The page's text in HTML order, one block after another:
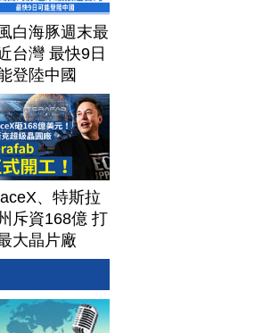
白海豚週末最
台灣 最快9日
登陸中國
、特斯拉
斥資168億 打
大晶片廠